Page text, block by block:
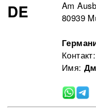
DE
Am
80939
Контакт:
Имя: